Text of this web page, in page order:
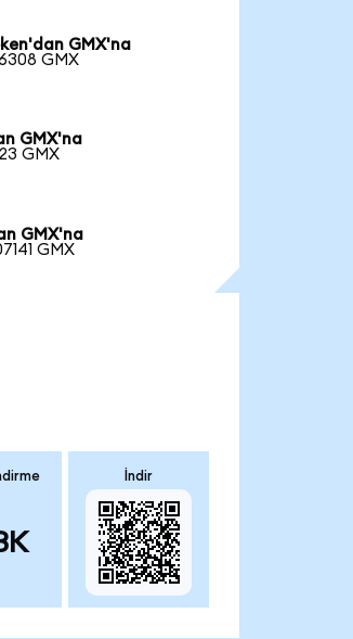
GMX'na
GMX
GMX'na
GMX
GMX'na
GMX
İndir